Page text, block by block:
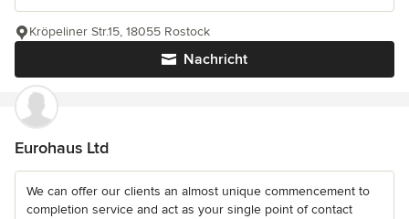
Nachricht
Kröpeliner Str.15, 18055 Rostock
Eurohaus Ltd
We can offer our clients an almost unique commencement to
completion service and act as your single point of contact